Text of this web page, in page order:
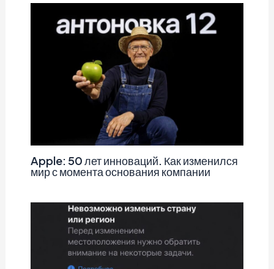
Apple: 50 лет инноваций. Как изменился
мир с момента основания компании